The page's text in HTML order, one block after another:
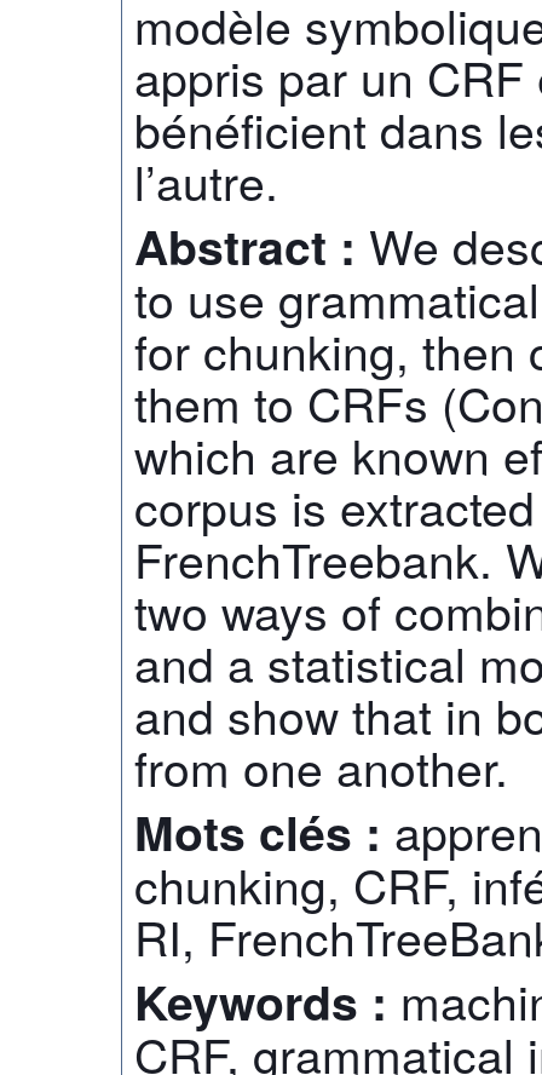
modèle
appris par un CRF
bénéficient dans
l’autre.
Abstract : We
to use
for chunking, then
them to CRFs
which are known
corpus is
FrenchTreebank.
two ways of
and a statistical
and show that in
from one another.
Mots clés :
chunking, CRF,
RI,
Keywords :
CRF, grammatical